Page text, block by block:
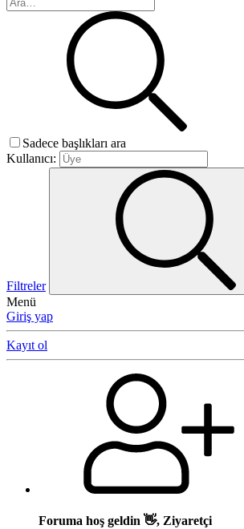
Sadece başlıkları ara
Kullanıcı:
Filtreler
Menü
Giriş yap
Kayıt ol
Foruma hoş geldin 👋, Ziyaretçi